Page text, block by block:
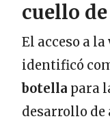
cuello
El acceso a
identificó
botella para
desarrollo de